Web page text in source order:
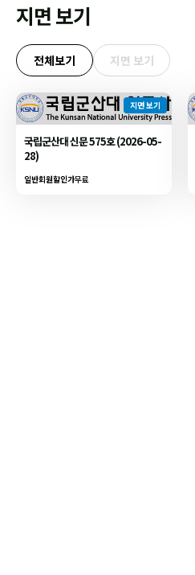
지면 보기
전체보기 지면 보기
지면 보기
국립군산대 신문 575호 (2026-05-
28)
일반회원할인가무료